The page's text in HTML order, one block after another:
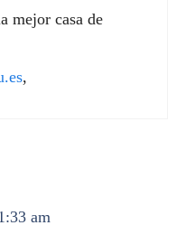
mejor casa de
,
am